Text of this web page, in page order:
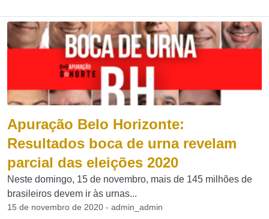
Apuração Belo Horizonte:
Resultados boca de urna revelam
parcial das eleições 2020
Neste domingo, 15 de novembro, mais de 145 milhões de
brasileiros devem ir às urnas...
15 de novembro de 2020 - admin_admin